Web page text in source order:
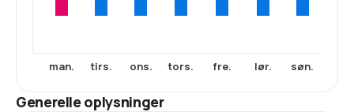
man. tirs. ons. tors. fre. lør. søn.
Generelle oplysninger